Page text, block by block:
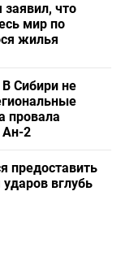
что
мир по
жилья
Сибири не
провала
2
предоставить
вглубь